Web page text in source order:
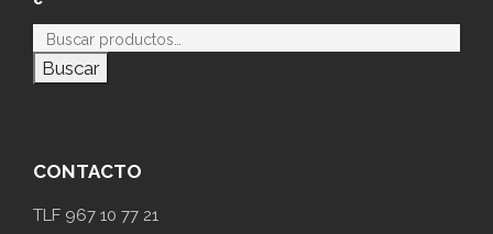
Buscar
CONTACTO
TLF 967 10 77 21